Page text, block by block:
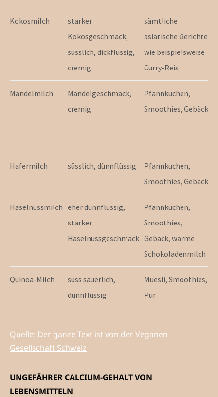
Kokosmilch
starker
Kokosgeschmack,
süsslich, dickflüssig,
cremig
sämtliche
asiatische Gerichte
wie beispielsweise
Curry-Reis
Mandelmilch
Mandelgeschmack,
cremig
Pfannkuchen,
Smoothies, Gebäck
Hafermilch süsslich, dünnflüssig
Pfannkuchen,
Smoothies, Gebäck
Haselnussmilch eher dünnflüssig,
starker
Haselnussgeschmack
Pfannkuchen,
Smoothies,
Gebäck, warme
Schokoladenmilch
Quinoa-Milch
süss säuerlich,
dünnflüssig
Müesli, Smoothies,
Pur
Quelle: Der ganze Text ist von der Veganen
Gesellschaft Schweiz
UNGEFÄHRER CALCIUM-GEHALT VON
LEBENSMITTELN